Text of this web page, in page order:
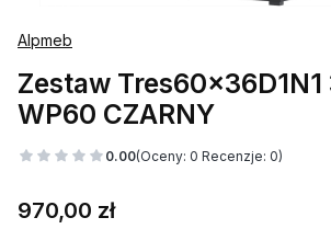
Alpmeb
Zestaw Tres60x36D1N1
WP60 CZARNY
0.00(Oceny: 0 Recenzje: 0)
Cena
970,00 zł